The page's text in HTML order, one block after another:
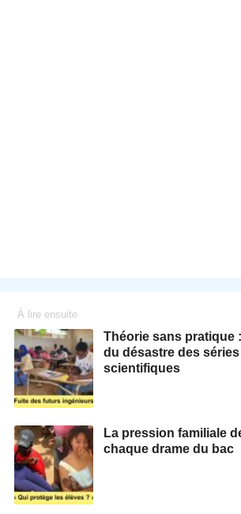
À lire ensuite
Théorie sans pratique
du désastre des séries
scientifiques
La pression familiale
chaque drame du bac